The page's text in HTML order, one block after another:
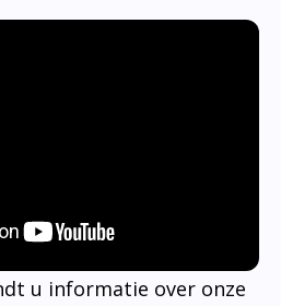
u informatie over onze